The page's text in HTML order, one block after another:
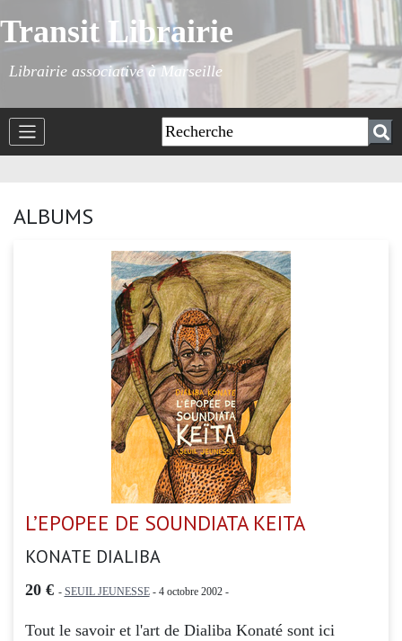
Transit Librairie
Librairie associative à Marseille
ALBUMS
L’EPOPEE DE SOUNDIATA KEITA
KONATE DIALIBA
20 € - SEUIL JEUNESSE- 4 octobre 2002 -
Tout le savoir et l'art de Dialiba Konaté sont ici